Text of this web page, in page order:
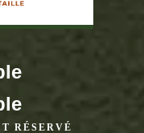
RÉSERVÉ